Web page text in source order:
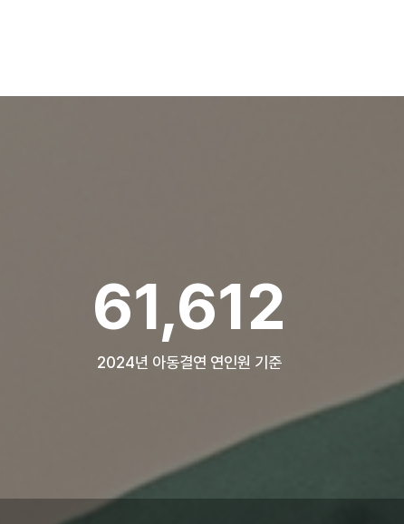
84,304
2024년 아동결연 연인원 기준